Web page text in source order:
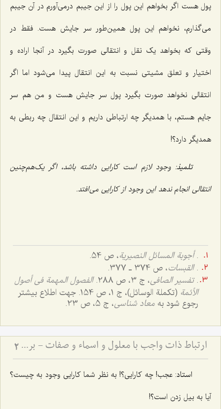
پول هست اگر بخواهم این پول را از این جیبم درمى‌آورم در آن جیبم
مى‌گذارم، نخواهم این پول همین‌طور سر جایش هست. فقط در
وقتى‌ که بخواهد یک نقل و انتقالى صورت بگیرد در آنجا اراده و
اختیار و تعلق مشیتى نسبت به این انتقال پیدا مى‌شود اما اگر
انتقالى نخواهد صورت بگیرد پول سر جایش هست و من هم سر
جایم هستم، با همدیگر چه ارتباطى داریم و این انتقال چه ربطى به
همدیگر دارد؟!
تلمیذ: وجود لازم است کارایى داشته باشد، اگر یک‌هم‌چنین
انتقالى انجام ندهد این وجود از کارایى می‌افتد.
.أجوبة المسائل النصیریة، ص 54.
.القبسات، ص 374 ـ 377.
.تفسیر الصافی، ج ‌3، ص 288.
الفصول المهمة فی أصول
الأئمة
(تکملة الوسائل)، ج ‌1، ص 154. جهت اطلاع بیشتر
رجوع شود به معاد شناسى، ج ‌5، ص 23.
ارتباط ذات واجب با معلول و اسماء و صفات - بررسی پیوند علت، معلول و فیض الهی 2
استاد: عجب! چه کارایى؟! به نظر شما کارایى وجود به چیست؟
آیا به بیل زدن است؟!